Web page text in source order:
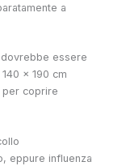
a
essere
x 190 cm
per coprire
eppure influenza